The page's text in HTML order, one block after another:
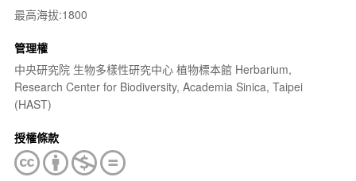
最高海拔:1800
管理權
中央研究院 生物多樣性研究中心 植物標本館 Herbarium,
Research Center for Biodiversity, Academia Sinica, Taipei
(HAST)
授權條款